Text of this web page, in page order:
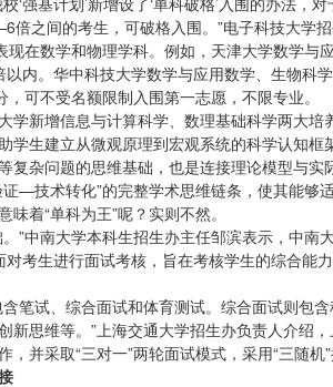
倍之间的考生，可破格入围。”电子科技大学
现在数学和物理学科。例如，天津大学数学
以内。华中科技大学数学与应用数学、生物
可不受名额限制入围第一志愿，不限专业。
学新增信息与计算科学、数理基础科学两大
学生建立从微观原理到宏观系统的科学认知
复杂问题的思维基础，也是连接理论模型与
—技术转化”的完整学术思维链条，使其能够
味着“单科为王”呢？实则不然。
”中南大学本科生招生办主任邹滨表示，中
对考生进行面试考核，旨在考核学生的综合能
笔试、综合面试和体育测试。综合面试则包
新思维等。”上海交通大学招生办负责人介绍
，并采取“三对一”两轮面试模式，采用“三随